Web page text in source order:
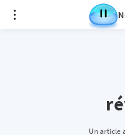
Un article